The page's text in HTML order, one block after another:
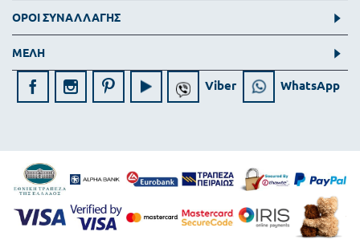
ΟΡΟΙ ΣΥΝΑΛΛΑΓΗΣ
ΜΕΛΗ
Viber WhatsApp